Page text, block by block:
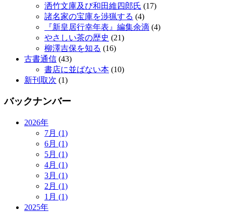
洒竹文庫及び和田維四郎氏 (17)
諸名家の宝庫を渉猟する (4)
『新皇居行幸年表』編集余滴 (4)
やさしい茶の歴史 (21)
柳澤吉保を知る (16)
古書通信 (43)
書店に並ばない本 (10)
新刊取次 (1)
バックナンバー
2026年
7月 (1)
6月 (1)
5月 (1)
4月 (1)
3月 (1)
2月 (1)
1月 (1)
2025年